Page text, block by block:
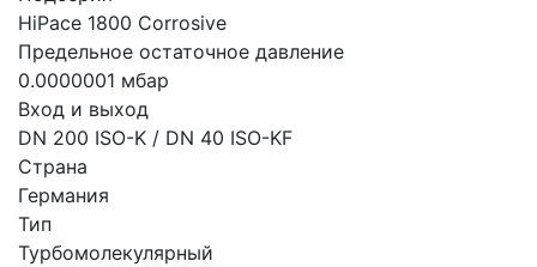
HiPace 1800 Corrosive
Предельное остаточное давление
0.0000001 мбар
Вход и выход
DN 200 ISO-K / DN 40 ISO-KF
Страна
Германия
Тип
Турбомолекулярный